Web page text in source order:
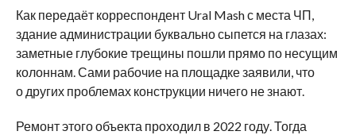
Как передаёт корреспондент Ural Mash с места ЧП,
здание администрации буквально сыпется на глазах:
заметные глубокие трещины пошли прямо по несущим
колоннам. Сами рабочие на площадке заявили, что
о других проблемах конструкции ничего не знают.
Ремонт этого объекта проходил в 2022 году. Тогда